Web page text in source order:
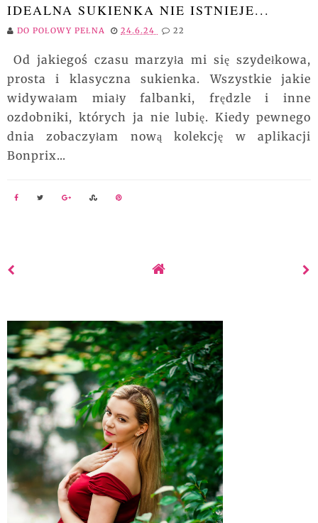
IDEALNA SUKIENKA NIE ISTNIEJE...
DO POŁOWY PEŁNA 24.6.24 22
Od jakiegoś czasu marzyła mi się szydełkowa,
prosta i klasyczna sukienka. Wszystkie jakie
widywałam miały falbanki, frędzle i inne
ozdobniki, których ja nie lubię. Kiedy pewnego
dnia zobaczyłam nową kolekcję w aplikacji
Bonprix...